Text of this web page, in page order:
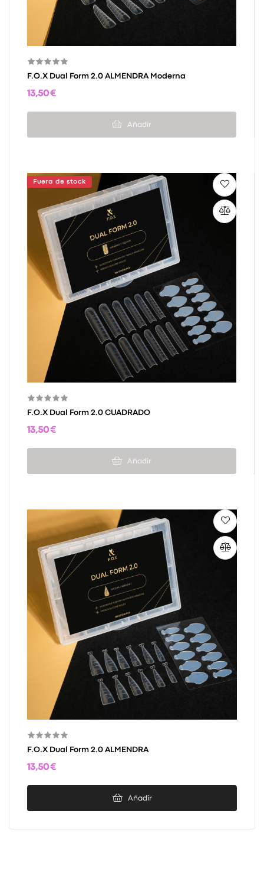
F.O.X Dual Form 2.0 ALMENDRA Moderna
13,50 €
Añadir
Fuera de stock
F.O.X Dual Form 2.0 CUADRADO
13,50 €
Añadir
F.O.X Dual Form 2.0 ALMENDRA
13,50 €
Añadir